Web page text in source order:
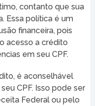
contanto que sua
Essa política é um
financeira, pois
acesso a crédito
em seu CPF.
é aconselhável
CPF. Isso pode ser
Federal ou pelo